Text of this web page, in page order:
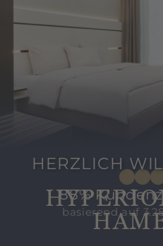
HERZLICH
88%
basierend auf